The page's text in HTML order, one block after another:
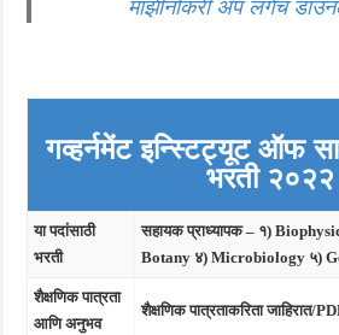
माझीनोकरी अँप लगेच
गव्हर्नमेंट इन्स्टिट्यूट ऑफ
भरती २०२२
या पदांसाठी
भरती
सहायक प्राध्यापक – १)
Botany ४) Microbiology ५)
शैक्षणिक पात्रता
आणि अनुभव
शैक्षणिक पात्रताकरिता जाहिरात/